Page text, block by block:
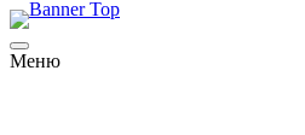
Меню